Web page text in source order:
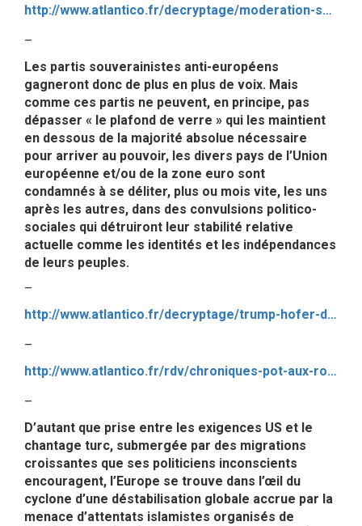
http://www.atlantico.fr/decryptage/moderation-salariale-pour-favoriser-investissement-pourquoi-emmanuel-macron-serait-bien-inspire-potasser-exemple-allemand-2709828.html
–
Les partis souverainistes anti-européens
gagneront donc de plus en plus de voix. Mais
comme ces partis ne peuvent, en principe, pas
dépasser « le plafond de verre » qui les maintient
en dessous de la majorité absolue nécessaire
pour arriver au pouvoir, les divers pays de l’Union
européenne et/ou de la zone euro sont
condamnés à se déliter, plus ou mois vite, les uns
après les autres, dans des convulsions politico-
sociales qui détruiront leur stabilité relative
actuelle comme les identités et les indépendances
de leurs peuples.
–
http://www.atlantico.fr/decryptage/trump-hofer-double-lecon-politique-extreme-droite-au-pouvoir-non-populisme-peut-etre-vincent-tournier-stephane-francois-2710001.html
–
http://www.atlantico.fr/rdv/chroniques-pot-aux-roses/pour-en-finir-avec-extreme-droite-serge-federbusch-2709933.html
–
D’autant que prise entre les exigences US et le
chantage turc, submergée par des migrations
croissantes que ses politiciens inconscients
encouragent, l’Europe se trouve dans l’œil du
cyclone d’une déstabilisation globale accrue par la
menace d’attentats islamistes organisés de